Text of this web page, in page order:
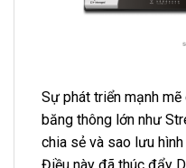
Sự phát triển mạnh
băng thông lớn như
chia sẻ và sao lưu